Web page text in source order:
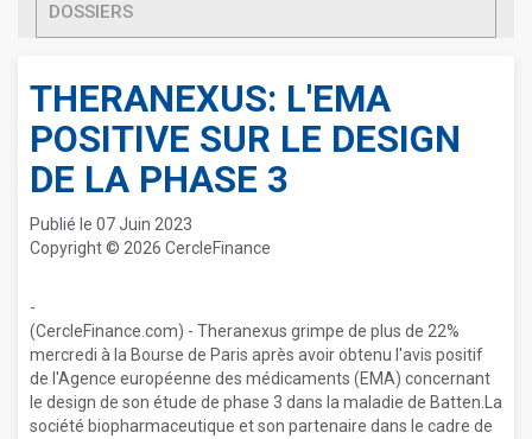
DOSSIERS
THERANEXUS: L'EMA
POSITIVE SUR LE DESIGN
DE LA PHASE 3
Publié le 07 Juin 2023
Copyright © 2026 CercleFinance
-
(CercleFinance.com) - Theranexus grimpe de plus de 22%
mercredi à la Bourse de Paris après avoir obtenu l'avis positif
de l'Agence européenne des médicaments (EMA) concernant
le design de son étude de phase 3 dans la maladie de Batten.La
société biopharmaceutique et son partenaire dans le cadre de